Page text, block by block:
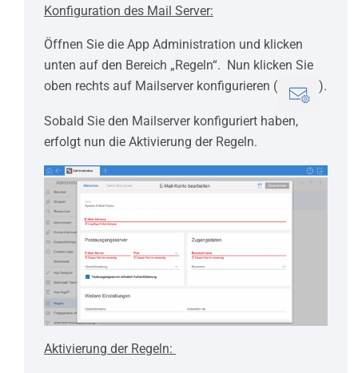
Konfiguration des Mail Server:
Öffnen Sie die App Administration und klicken
unten auf den Bereich „Regeln“. Nun klicken Sie
oben rechts auf Mailserver konfigurieren (
).
Sobald Sie den Mailserver konfiguriert haben,
erfolgt nun die Aktivierung der Regeln.
Aktivierung der Regeln: